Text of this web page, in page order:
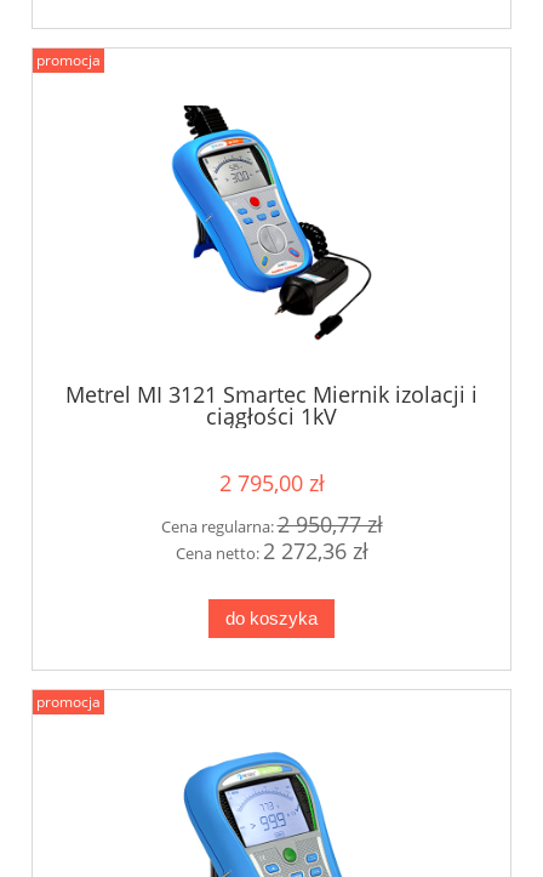
Metrel MI 3121 Smartec Miernik izolacji i
ciągłości 1kV
2 795,00 zł
Cena regularna:2 950,77 zł
Cena netto: 2 272,36 zł
do koszyka
promocja
promocja